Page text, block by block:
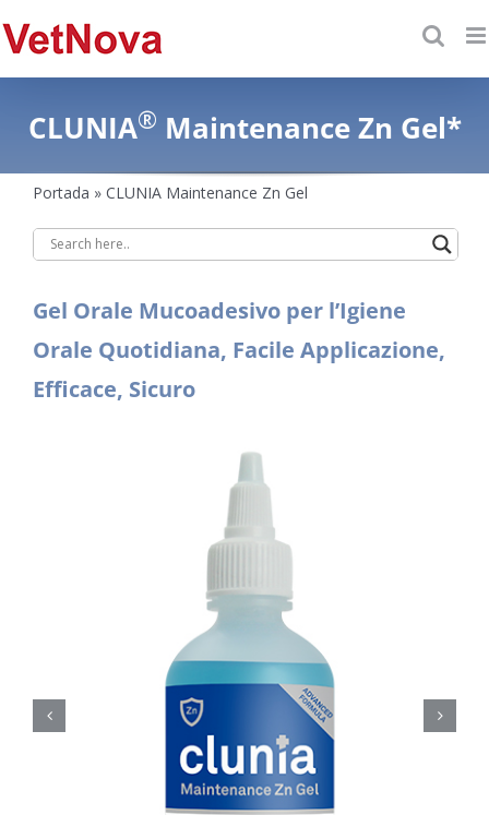
al
CLUNIA® Maintenance Zn Gel*
Portada » CLUNIA Maintenance Zn Gel
Gel Orale Mucoadesivo per l’Igiene
Orale Quotidiana, Facile Applicazione,
Efficace, Sicuro